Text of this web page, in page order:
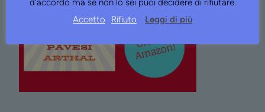
d'accordo ma se non lo sei puoi decidere di rifiutare.
Accetto
Rifiuto Leggi di più